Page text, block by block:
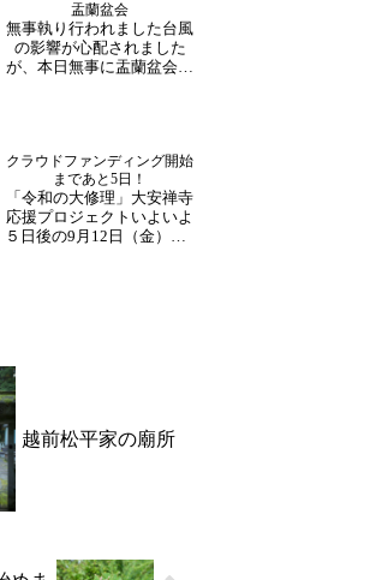
わってこられた皆様として
は、ついに！と意気込むよ
うな、どこか名残惜しいよ
う...
盂蘭盆会
無事執り行われました台風
の影響が心配されました
が、本日無事に盂蘭盆会が
方がお参り下さいました。
住職・副住職と一緒に行事
に参加。朗々と響く和尚様
方の...
クラウドファンディング開始
まであと5日！
「令和の大修理」大安禅寺
応援プロジェクトいよいよ
５日後の9月12日（金）朝9
越前松平家の廟所